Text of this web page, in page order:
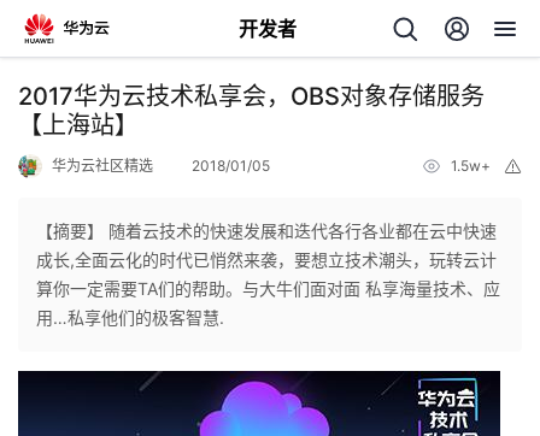
开发者
返
回
个
2017华为云技术私享会，OBS对象存储服务
【上海站】
华为云社区精选 2018/01/05 1.5w+
【摘要】 随着云技术的快速发展和迭代各行各业都在云中快速
成长,全面云化的时代已悄然来袭，要想立技术潮头，玩转云计
算你一定需要TA们的帮助。与大牛们面对面 私享海量技术、应
用…私享他们的极客智慧.